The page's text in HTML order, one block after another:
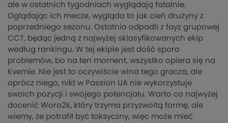
ale w ostatnich tygodniach wyglądają fatalnie.
Oglądając ich mecze, wygląda to jak cień drużyny z
poprzedniego sezonu. Ostatnio odpadli z fayz grupowej
CCT, będąc jedną z najwyżej sklasyfikowanych ekip
według rankingu. W tej ekipie jest dość sporo
problemów, bo na ten moment, wszystko opiera się na
Kvemie. Nie jest to oczywiście wina tego gracza, ale
oprócz niego, nikt w Passion UA nie wykorzystuje
swoich pozycji i swojego potencjału. Warto co najwyżej
docenić Woro2k, który trzyma przyzwoitą formę, ale
wiemy, że potrafił być toksyczny, więc może mieć